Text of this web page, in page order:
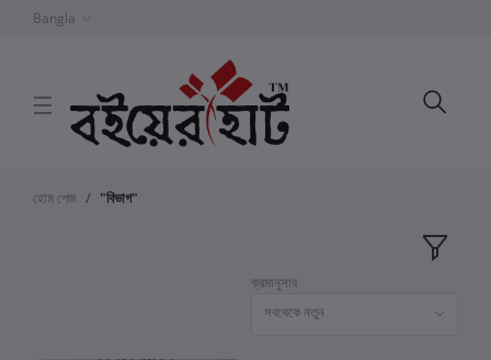
Bangla
হোম পেজ "বিভাগ"
ক্রমানুসার
সবথেকে নতুন